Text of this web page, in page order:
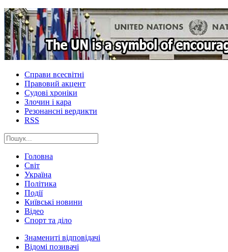
Справи всесвітні
Правовий акцент
Судові хроніки
Злочин і кара
Резонансні вердикти
RSS
Головна
Світ
Україна
Політика
Події
Київські новини
Відео
Спорт та діло
Знамениті відповідачі
Відомі позивачі